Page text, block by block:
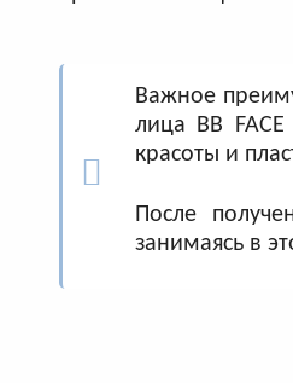
Важное
лица BB
красоты и
После
занимаясь в